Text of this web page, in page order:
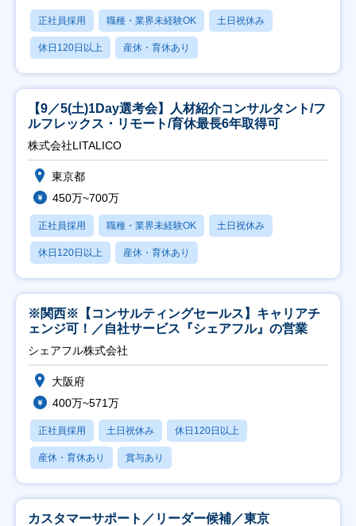
正社員採用 職種・業界未経験OK 土日祝休み
休日120日以上 産休・育休あり
【9／5(土)1Day選考会】人材紹介コンサルタント/フ
ルフレックス・リモート/育休最長6年取得可
株式会社LITALICO
東京都
450万~700万
正社員採用 職種・業界未経験OK 土日祝休み
休日120日以上 産休・育休あり
※関西※【コンサルティングセールス】キャリアチ
ェンジ可！／自社サービス『シェアフル』の営業
シェアフル株式会社
大阪府
400万~571万
正社員採用 土日祝休み 休日120日以上
産休・育休あり 賞与あり
カスタマーサポート／リーダー候補／東京